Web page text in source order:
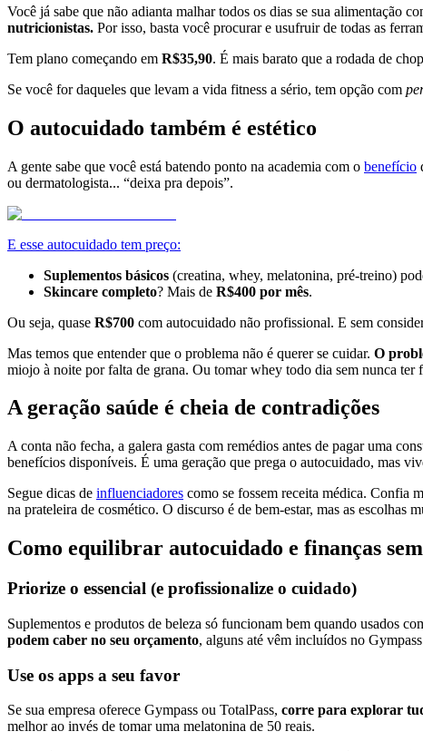
Você já sabe que não adianta malhar todos os dias se sua alimentação
nutricionistas. Por isso, basta você procurar e usufruir de todas as
Tem plano começando em R$35,90. É mais barato que a rodada de
Se você for daqueles que levam a vida fitness a sério, tem opção com
O autocuidado também é estético
A gente sabe que você está batendo ponto na academia com o benefício
ou dermatologista... “deixa pra depois”.
E esse autocuidado tem preço:
Suplementos básicos (creatina, whey, melatonina, pré-treino)
Skincare completo? Mais de R$400 por mês.
Ou seja, quase R$700 com autocuidado não profissional. E sem
Mas temos que entender que o problema não é querer se cuidar. O
miojo à noite por falta de grana. Ou tomar whey todo dia sem nunca ter
A geração saúde é cheia de contradições
A conta não fecha, a galera gasta com remédios antes de pagar uma
benefícios disponíveis. É uma geração que prega o autocuidado, mas
Segue dicas de influenciadores como se fossem receita médica. Confia
na prateleira de cosmético. O discurso é de bem-estar, mas as escolhas
Como equilibrar autocuidado e finanças
Priorize o essencial (e profissionalize o cuidado)
Suplementos e produtos de beleza só funcionam bem quando usados
podem caber no seu orçamento, alguns até vêm incluídos no
Use os apps a seu favor
Se sua empresa oferece Gympass ou TotalPass, corre para explorar
melhor ao invés de tomar uma melatonina de 50 reais.